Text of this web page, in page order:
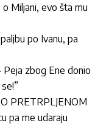
Miljani, evo šta mu
po Ivanu, pa
Peja zbog Ene donio
PRETRPLJENOM
pa me udaraju